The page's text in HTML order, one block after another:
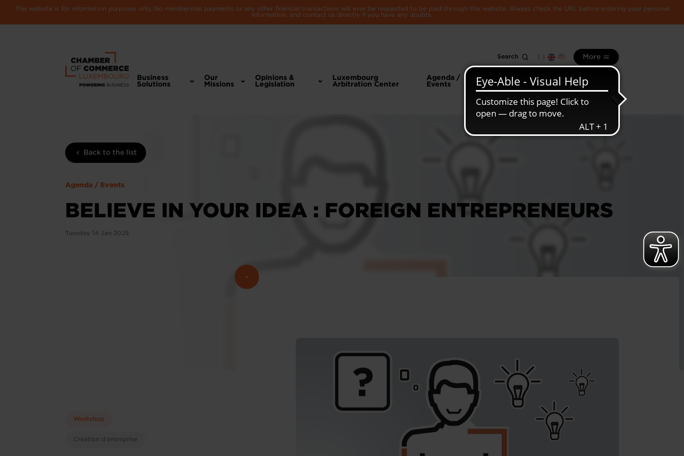
This website is for information purposes only. No membership payments or any other financial transactions will ever be requested to be paid through this website. Always check the URL before entering your personal
information, and contact us directly if you have any doubts.
Search More
Business
Solutions
Our
Missions
Opinions &
Legislation
Luxembourg
Arbitration Center
Agenda /
Events
information
Luxembourg
economy
Back to the list
Agenda / Events
BELIEVE IN YOUR IDEA : FOREIGN ENTREPRENEURS
Tuesday 14 Jan 2025
Workshop
Création d'entreprise